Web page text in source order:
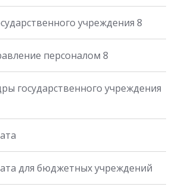
учреждения 8
персоналом 8
государственного учреждения
для бюджетных учреждений